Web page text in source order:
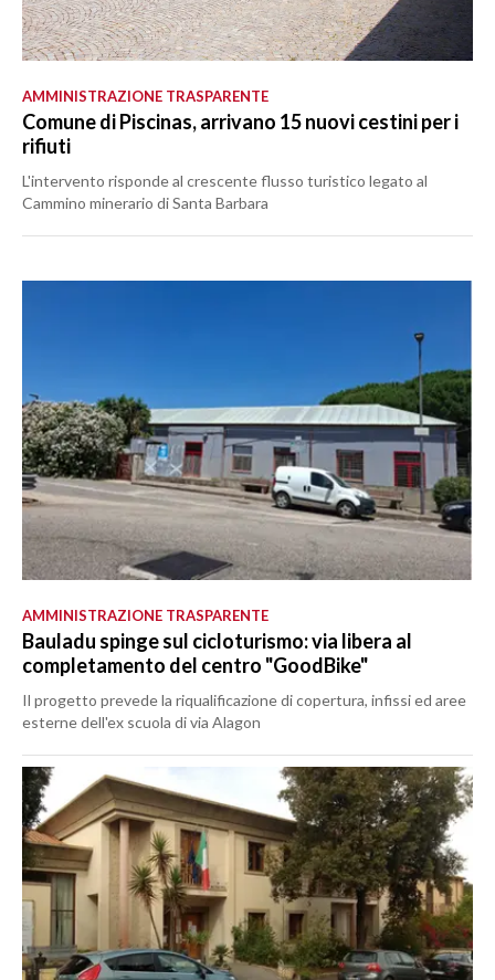
AMMINISTRAZIONE TRASPARENTE
Comune di Piscinas, arrivano 15 nuovi cestini per i
rifiuti
L'intervento risponde al crescente flusso turistico legato al
Cammino minerario di Santa Barbara
AMMINISTRAZIONE TRASPARENTE
Bauladu spinge sul cicloturismo: via libera al
completamento del centro "GoodBike"
Il progetto prevede la riqualificazione di copertura, infissi ed aree
esterne dell'ex scuola di via Alagon